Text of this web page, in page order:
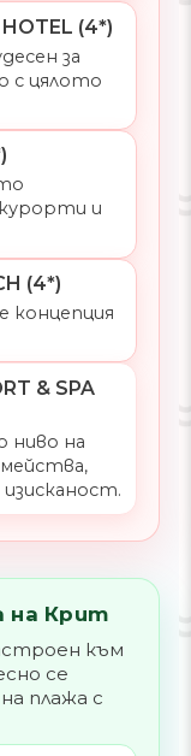
(4*)
за
с цялото
и
(4*)
концепция
& SPA
ниво на
на Крит
към
се
плажа с